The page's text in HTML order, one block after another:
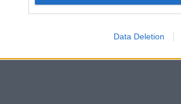
Data Deletion